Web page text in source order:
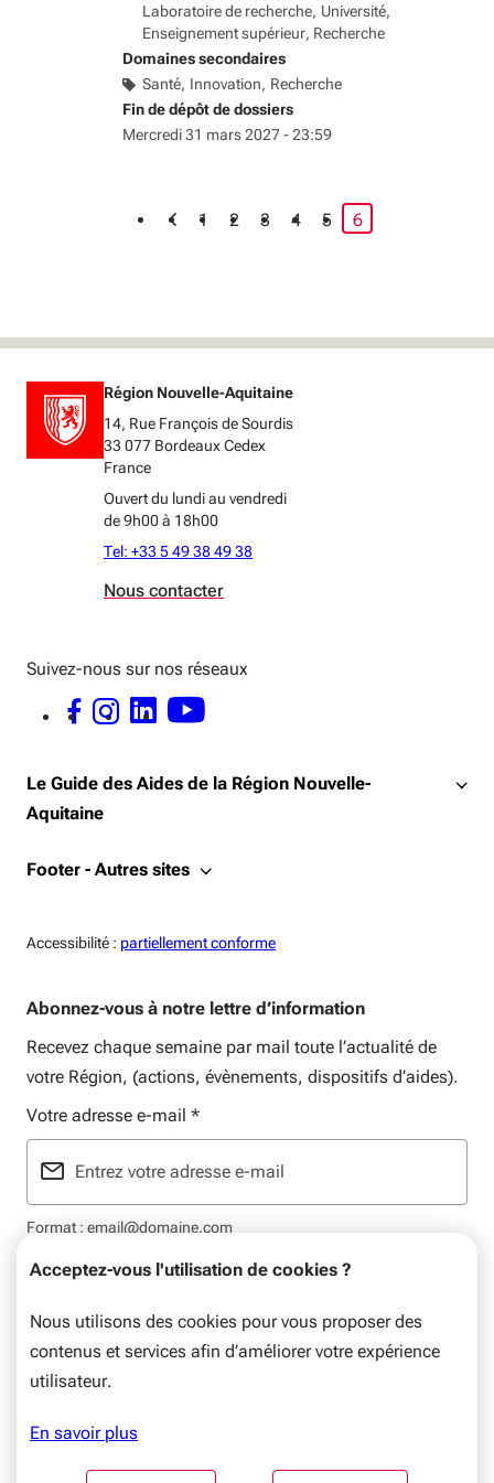
Acceptez-vous l'utilisation de cookies ?
Nous utilisons des cookies pour vous proposer des
contenus et services afin d’améliorer votre expérience
utilisateur.
En savoir plus
Laboratoire de recherche Université,
Enseignement supérieur, Recherche
Domaines secondaires
Santé Innovation
Recherche
Fin de dépôt de dossiers
Mercredi 31 mars 2027 - 23:59
1 2 3 4 5 6page courante
Région Nouvelle-Aquitaine
14, Rue François de Sourdis
33 077 Bordeaux Cedex
France
Ouvert du lundi au vendredi
de 9h00 à 18h00
Tel: +33 5 49 38 49 38
Nous contacter
Suivez-nous sur nos réseaux
FACEBOOK - OUVERTURE DANS UNE NOUVELLE FENÊTRE
INSTAGRAM - OUVERTURE DANS UNE NOUVELLE FENÊTRE
LINKEDIN - OUVERTURE DANS UNE NOUVELLE FENÊTRE
YOUTUBE - OUVERTURE DANS UNE NOUVELLE FENÊTRE
Le Guide des Aides de la Région Nouvelle-
Aquitaine
Footer - Autres sites
Accessibilité : Accessiblité:
partiellement conforme
Abonnez-vous à notre lettre d’information
Recevez chaque semaine par mail toute l’actualité de
votre Région, (actions, évènements, dispositifs d’aides).
Votre adresse e-mail *
Format : email@domaine.com
Mentions légales